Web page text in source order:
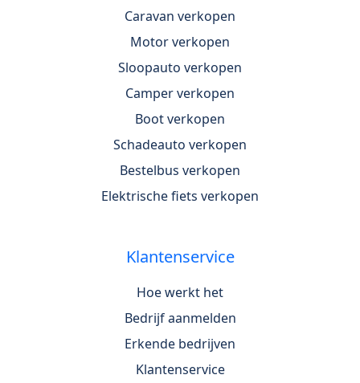
Caravan verkopen
Motor verkopen
Sloopauto verkopen
Camper verkopen
Boot verkopen
Schadeauto verkopen
Bestelbus verkopen
Elektrische fiets verkopen
Klantenservice
Hoe werkt het
Bedrijf aanmelden
Erkende bedrijven
Klantenservice